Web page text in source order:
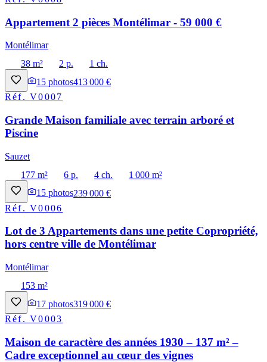
Appartement 2 pièces Montélimar - 59 000 €
Montélimar
38 m²
2 p.
1 ch.
15 photos413 000 €
Réf.V0007
Grande Maison familiale avec terrain arboré et
Piscine
Sauzet
177 m²
6 p. 4 ch.
1 000 m²
15 photos239 000 €
Réf.V0006
Lot de 3 Appartements dans une petite Copropriété,
hors centre ville de Montélimar
Montélimar
153 m²
17 photos319 000 €
Réf.V0003
Maison de caractère des années 1930 – 137 m² –
Cadre exceptionnel au cœur des vignes